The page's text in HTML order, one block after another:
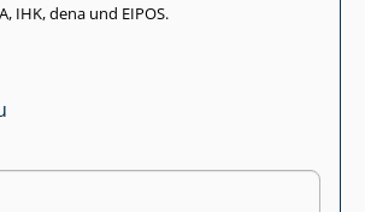
IHK, dena und EIPOS.